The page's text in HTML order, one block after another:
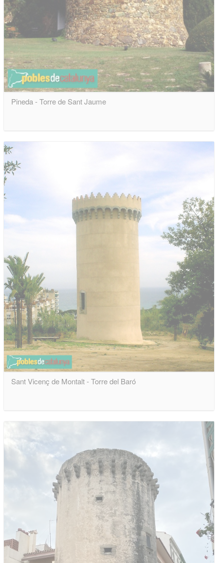
Pineda - Torre de Sant Jaume
Sant Vicenç de Montalt - Torre del Baró